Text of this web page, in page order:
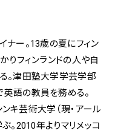
ナー。13歳の夏にフィン
りフィンランドの人や自
。津田塾大学学芸学部
語の教員を務める。
キ芸術大学（現・アール
。2010年よりマリメッコ